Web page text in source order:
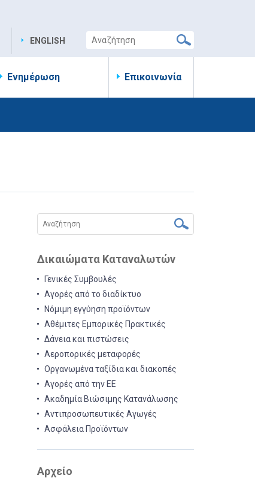
ENGLISH
Ενημέρωση Επικοινωνία
Δικαιώματα Καταναλωτών
Γενικές Συμβουλές
Αγορές από το διαδίκτυο
Νόμιμη εγγύηση προϊόντων
Αθέμιτες Εμπορικές Πρακτικές
Δάνεια και πιστώσεις
Αεροπορικές μεταφορές
Οργανωμένα ταξίδια και διακοπές
Αγορές από την ΕΕ
Ακαδημία Βιώσιμης Κατανάλωσης
Αντιπροσωπευτικές Αγωγές
Ασφάλεια Προϊόντων
Αρχείο